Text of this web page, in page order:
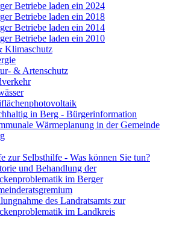
Betriebe laden ein 2024
Betriebe laden ein 2018
Betriebe laden ein 2014
Betriebe laden ein 2010
Klimaschutz
& Artenschutz
in Berg - Bürgerinformation
Wärmeplanung in der Gemeinde
zur Selbsthilfe - Was können Sie tun?
und Behandlung der
im Berger
des Landratsamts zur
im Landkreis